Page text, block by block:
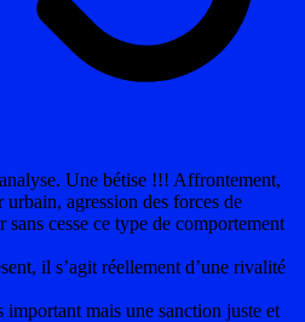
Une bétise !!! Affrontement,
agression des forces de
cesse ce type de comportement
il s’agit réellement d’une rivalité
mais une sanction juste et